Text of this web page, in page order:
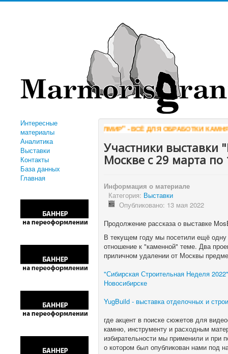
Интересные
материалы
Аналитика
Выставки
Контакты
База данных
Главная
АЛМИР" - ВСЁ ДЛЯ ОБРАБОТКИ КАМНЯ
Участники выставки
Москве с 29 марта по
Информация о материале
Категория: Выставки
Опубликовано: 13 мая 2022
Продолжение рассказа о выставке
В текущем году мы посетили ещё одну
отношение к "каменной" теме. Два
приличном удалении от Москвы
"Сибирская Строительная Неделя
Новосибирске
YugBuild - выставка отделочных и
где акцент в поиске сюжетов для
камню, инструменту и расходным
избирательности мы применили и при
о котором был опубликован нами под